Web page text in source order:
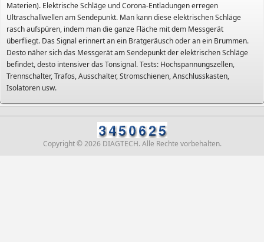
Materien). Elektrische Schläge und Corona-Entladungen erregen
Ultraschallwellen am Sendepunkt. Man kann diese elektrischen Schläge
rasch aufspüren, indem man die ganze Fläche mit dem Messgerät
überfliegt. Das Signal erinnert an ein Bratgeräusch oder an ein Brummen.
Desto näher sich das Messgerät am Sendepunkt der elektrischen Schläge
befindet, desto intensiver das Tonsignal. Tests: Hochspannungszellen,
Trennschalter, Trafos, Ausschalter, Stromschienen, Anschlusskasten,
Isolatoren usw.
Copyright © 2026 DIAGTECH. Alle Rechte vorbehalten.